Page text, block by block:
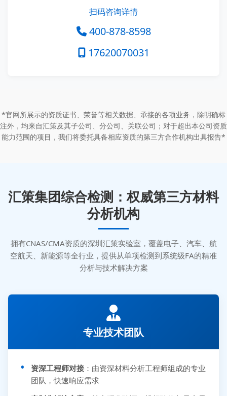
扫码咨询详情
400-878-8598
17620070031
*官网所展示的资质证书、荣誉等相关数据、承接的各项业务，除明确标
注外，均来自汇策及其子公司、分公司、关联公司；对于超出本公司资质
能力范围的项目，我们将委托具备相应资质的第三方合作机构出具报告*
汇策集团综合检测：权威第三方材料
分析机构
拥有CNAS/CMA资质的深圳汇策实验室，覆盖电子、汽车、航
空航天、新能源等全行业，提供从单项检测到系统级FA的精准
分析与技术解决方案
专业技术团队
资深工程师对接 ：由资深材料分析工程师组成的专业
团队，快速响应需求